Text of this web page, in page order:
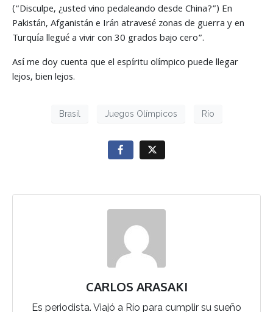
(“Disculpe, ¿usted vino pedaleando desde China?”) En
Pakistán, Afganistán e Irán atravesé zonas de guerra y en
Turquía llegué a vivir con 30 grados bajo cero”.
Así me doy cuenta que el espíritu olímpico puede llegar
lejos, bien lejos.
Brasil Juegos Olímpicos Río
CARLOS ARASAKI
Es periodista. Viajó a Río para cumplir su sueño